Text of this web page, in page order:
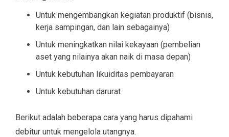
Untuk mengembangkan kegiatan produktif (bisnis,
kerja sampingan, dan lain sebagainya)
Untuk meningkatkan nilai kekayaan (pembelian
aset yang nilainya akan naik di masa depan)
Untuk kebutuhan likuiditas pembayaran
Untuk kebutuhan darurat
Berikut adalah beberapa cara yang harus dipahami
debitur untuk mengelola utangnya.